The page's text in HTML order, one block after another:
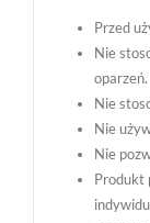
Przed
Nie
oparzeń.
Nie
Nie
Nie
Produkt